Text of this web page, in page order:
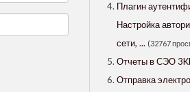
Плагин
Настройка
сети, ... (32767
Отчеты в СЭО
Отправка